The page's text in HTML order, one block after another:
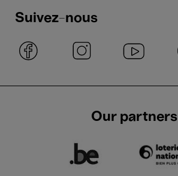
Suivez-nous
Our partners